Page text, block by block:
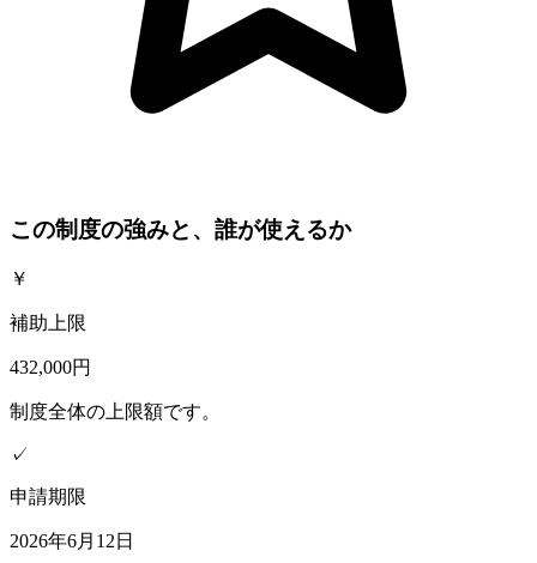
この制度の強みと、誰が使えるか
￥
補助上限
432,000円
制度全体の上限額です。
✓
申請期限
2026年6月12日